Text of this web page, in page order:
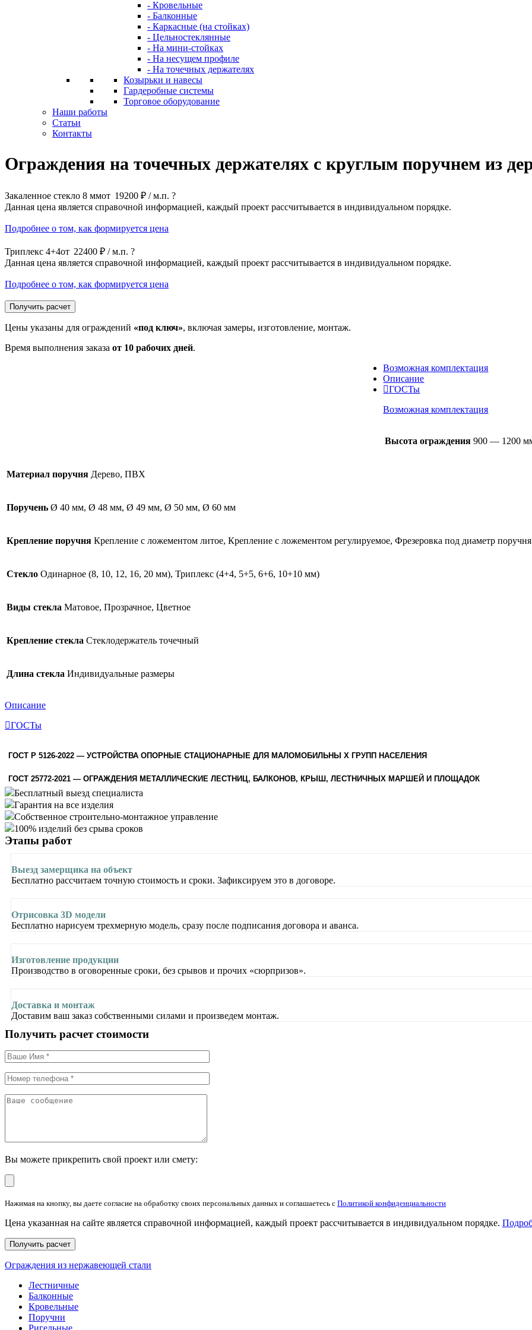
- Кровельные
- Балконные
- Каркасные (на стойках)
- Цельностеклянные
- На мини-стойках
- На несущем профиле
- На точечных держателях
Козырьки и навесы
Гардеробные системы
Торговое оборудование
Наши работы
Статьи
Контакты
Ограждения на точечных держателях с круглым поручнем из
Закаленное стекло 8 ммот 19200 ₽ / м.п. ?
Данная цена является справочной информацией, каждый проект рассчитывается в индивидуальном порядке.
Подробнее о том, как формируется цена
Триплекс 4+4от 22400 ₽ / м.п. ?
Данная цена является справочной информацией, каждый проект рассчитывается в индивидуальном порядке.
Подробнее о том, как формируется цена
Получить расчет
Цены указаны для ограждений «под ключ», включая замеры, изготовление, монтаж.
Время выполнения заказа от 10 рабочих дней.
Возможная комплектация
Описание
ГОСТы
Возможная комплектация
Высота ограждения 900 — 1200
Материал поручня Дерево, ПВХ
Поручень Ø 40 мм, Ø 48 мм, Ø 49 мм, Ø 50 мм, Ø 60 мм
Крепление поручня Крепление с ложементом литое, Крепление с ложементом регулируемое, Фрезеровка под диаметр поручня
Стекло Одинарное (8, 10, 12, 16, 20 мм), Триплекс (4+4, 5+5, 6+6, 10+10 мм)
Виды стекла Матовое, Прозрачное, Цветное
Крепление стекла Стеклодержатель точечный
Длина стекла Индивидуальные размеры
Описание
ГОСТы
ГОСТ Р 5126-2022 — УСТРОЙСТВА ОПОРНЫЕ СТАЦИОНАРНЫЕ ДЛЯ МАЛОМОБИЛЬНЫ Х ГРУПП НАСЕЛЕНИЯ
ГОСТ 25772-2021 — ОГРАЖДЕНИЯ МЕТАЛЛИЧЕСКИЕ ЛЕСТНИЦ, БАЛКОНОВ, КРЫШ, ЛЕСТНИЧНЫХ МАРШЕЙ И ПЛОЩАДОК
Бесплатный выезд специалиста
Гарантия на все изделия
Собственное строительно-монтажное управление
100% изделий без срыва сроков
Этапы работ
Выезд замерщика на объект
Бесплатно рассчитаем точную стоимость и сроки. Зафиксируем это в договоре.
Отрисовка 3D модели
Бесплатно нарисуем трехмерную модель, сразу после подписания договора и аванса.
Изготовление продукции
Производство в оговоренные сроки, без срывов и прочих «сюрпризов».
Доставка и монтаж
Доставим ваш заказ собственными силами и произведем монтаж.
Получить расчетстоимости
Вы можете прикрепить свой проект или смету:
Нажимая на кнопку, вы даете согласие на обработку своих персональных данных и соглашаетесь с Политикой конфиденциальности
Цена указанная на сайте является справочной информацией, каждый проект рассчитывается в индивидуальном порядке.
Ограждения из нержавеющей стали
Лестничные
Балконные
Кровельные
Поручни
Ригельные